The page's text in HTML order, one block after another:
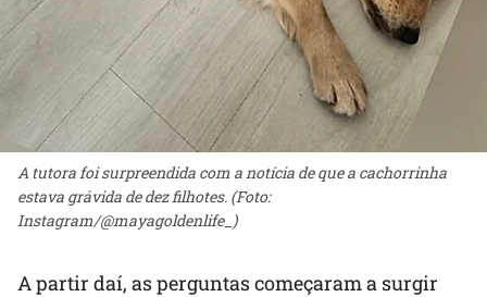
A tutora foi surpreendida com a notícia de que a cachorrinha
estava grávida de dez filhotes. (Foto:
Instagram/@mayagoldenlife_)
A partir daí, as perguntas começaram a surgir